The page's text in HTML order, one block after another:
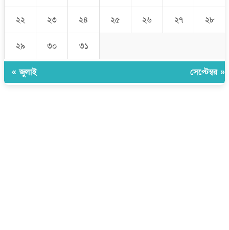
২২ ২৩ ২৪ ২৫ ২৬ ২৭ ২৮
২৯ ৩০ ৩১
« জুলাই সেপ্টেম্বর »